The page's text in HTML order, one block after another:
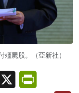
屍股。（亞新社）
X